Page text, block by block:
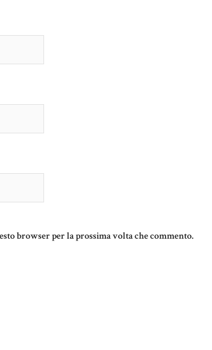
browser per la prossima volta che commento.